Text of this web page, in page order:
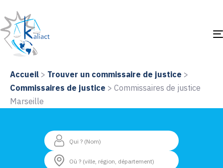
Accueil > Trouver un commissaire de justice >
Commissaires de justice > Commissaires de justice
Marseille